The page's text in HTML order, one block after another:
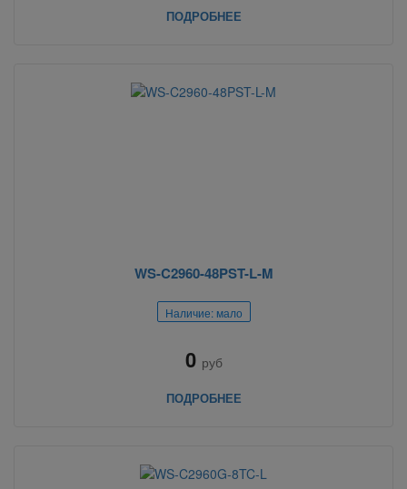
ПОДРОБНЕЕ
WS-C2960-48PST-L-M
Наличие: мало
0 руб
ПОДРОБНЕЕ